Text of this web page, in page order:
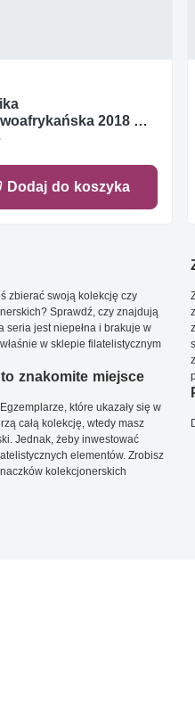
2018 Mi
7553 Czyste **
Dodaj do koszyka
zbierać swoją kolekcję czy
Sprawdź, czy znajdują
seria jest niepełna i brakuje w
w sklepie filatelistycznym
znakomite miejsce
które ukazały się w
całą kolekcję, wtedy masz
Jednak, żeby inwestować
elementów. Zrobisz
kolekcjonerskich